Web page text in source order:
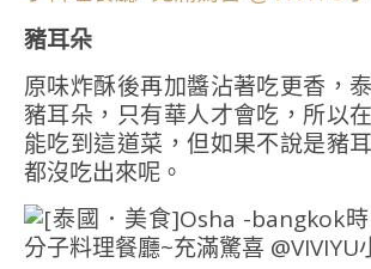
豬耳朵
原味炸酥後再加醬沾著吃更香，
豬耳朵，只有華人才會吃，所以
能吃到這道菜，但如果不說是豬
都沒吃出來呢。